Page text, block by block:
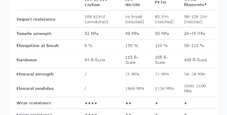
The input material was carefully selected to achieve the best